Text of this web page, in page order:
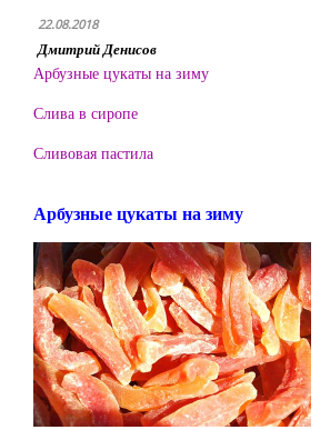
22.08.2018
Дмитрий Денисов
Арбузные цукаты на зиму
Слива в сиропе
Сливовая пастила
Арбузные цукаты на зиму